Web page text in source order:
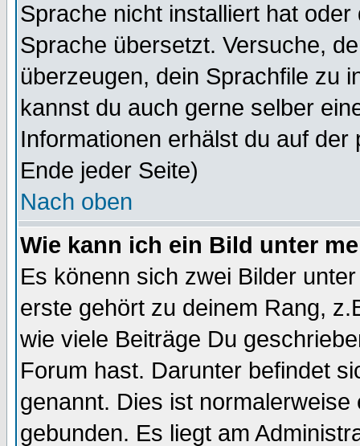
Sprache nicht installiert hat
Sprache übersetzt. Versuche,
überzeugen, dein Sprachfile zu
kannst du auch gerne selber
Informationen erhälst du auf
Ende jeder Seite)
Nach oben
Wie kann ich ein Bild unter
Es könenn sich zwei Bilder
erste gehört zu deinem Rang,
wie viele Beiträge Du
Forum hast. Darunter befindet
genannt. Dies ist
gebunden. Es liegt am